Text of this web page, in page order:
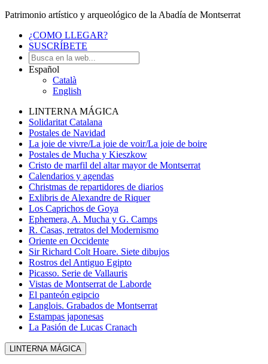
Patrimonio artístico y arqueológico de la Abadía de Montserrat
¿COMO LLEGAR?
SUSCRÍBETE
Español
Català
English
LINTERNA MÁGICA
Solidaritat Catalana
Postales de Navidad
La joie de vivre/La joie de voir/La joie de boire
Postales de Mucha y Kieszkow
Cristo de marfil del altar mayor de Montserrat
Calendarios y agendas
Christmas de repartidores de diarios
Exlibris de Alexandre de Riquer
Los Caprichos de Goya
Ephemera, A. Mucha y G. Camps
R. Casas, retratos del Modernismo
Oriente en Occidente
Sir Richard Colt Hoare. Siete dibujos
Rostros del Antiguo Egipto
Picasso. Serie de Vallauris
Vistas de Montserrat de Laborde
El panteón egipcio
Langlois. Grabados de Montserrat
Estampas japonesas
La Pasión de Lucas Cranach
LINTERNA MÁGICA